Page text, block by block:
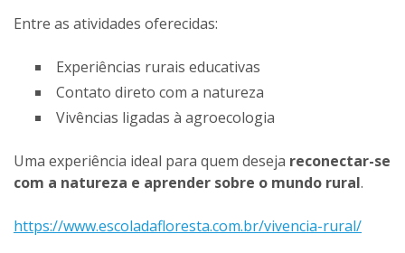
Entre as atividades oferecidas:
Experiências rurais educativas
Contato direto com a natureza
Vivências ligadas à agroecologia
Uma experiência ideal para quem deseja reconectar-se
com a natureza e aprender sobre o mundo rural.
https://www.escoladafloresta.com.br/vivencia-rural/